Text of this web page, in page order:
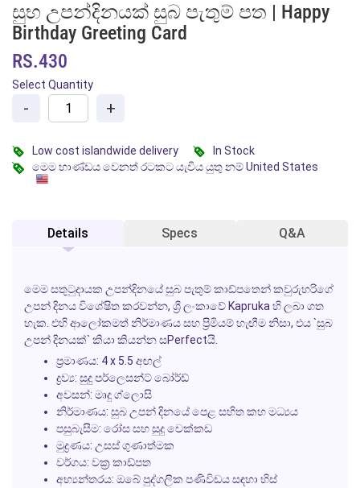
සුභ උපන්දිනයක් සුබ පැතුම් පත | Happy
Birthday Greeting Card
RS.430
Select Quantity
- +
Low cost islandwide delivery
In Stock
මෙම භාණ්ඩය වෙනත් රටකට යැවිය යුතු නම් United States
Details Specs Q&A
මෙම සතුටුදායක උපන්දිනයේ සුබ පැතුම් කාඩ්පතෙන් කවුරුහරිගේ
උපන් දිනය විශේෂිත කරවන්න, ශ්‍රී ලංකාවේ Kapruka හි ලබා ගත
හැක. එහි ආලෝකමත් නිර්මාණය සහ ප්‍රිමියම් හැඟීම නිසා, එය `සුබ
උපන් දිනයක්` කියා කියන්න සPerfectයි.
ප්‍රමාණය: 4 x 5.5 අඟල්
ද්‍රව්‍ය: සුදු පර්ලෙසන්ට් බෝර්ඩ්
අවසන්: මෘදු ග්ලොසි
නිර්මාණය: සුබ උපන් දිනයේ පෙළ සහිත කහ මධ්‍යය
පසුබැසීම: රෝස සහ සුදු චෙක්කඩ
මුද්‍රණය: උසස් ගුණාත්මක
වර්ගය: වක්‍ර කාඩ්පත
අභ්‍යන්තරය: ඔබේ පුද්ගලික පණිවිඩය සඳහා හිස්